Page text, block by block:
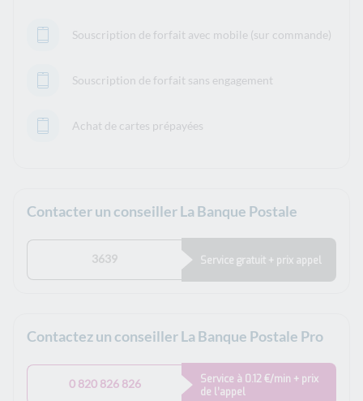
Souscription de forfait avec mobile (sur commande)
Souscription de forfait sans engagement
Achat de cartes prépayées
Contacter un conseiller La Banque Postale
3639 Service gratuit + prix appel
Contactez un conseiller La Banque Postale Pro
0 820 826 826
Service à 0.12 €/min + prix
de l’appel